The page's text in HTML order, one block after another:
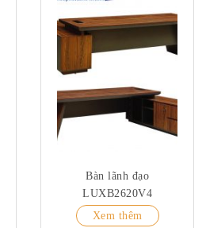
Bàn lãnh đạo
LUXB2620V4
Xem thêm